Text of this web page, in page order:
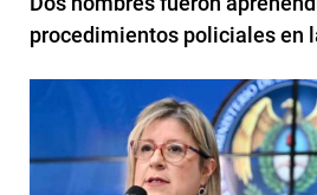
procedimientos policiales en